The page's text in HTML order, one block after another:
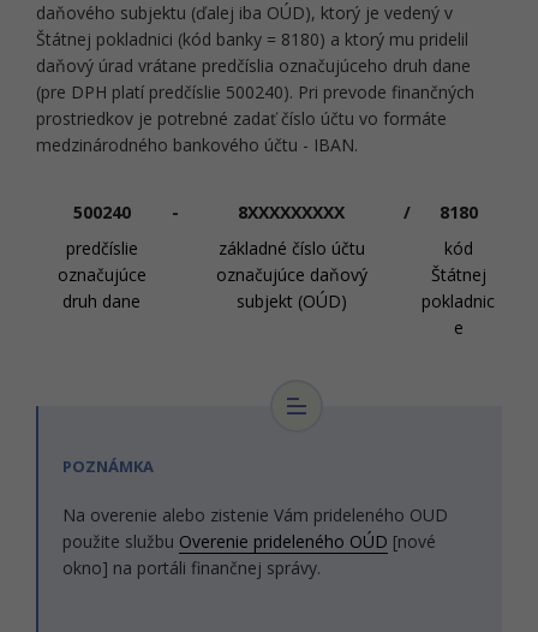
daňového subjektu (ďalej iba OÚD), ktorý je vedený v
Štátnej pokladnici (kód banky = 8180) a ktorý mu pridelil
daňový úrad vrátane predčíslia označujúceho druh dane
(pre DPH platí predčíslie 500240). Pri prevode finančných
prostriedkov je potrebné zadať číslo účtu vo formáte
medzinárodného bankového účtu - IBAN.
500240 - 8XXXXXXXXX /
8180
predčíslie
označujúce
druh dane
základné číslo účtu
označujúce daňový
subjekt (OÚD)
kód
Štátnej
pokladnic
e
POZNÁMKA
Na overenie alebo zistenie Vám prideleného OUD
použite službu Overenie prideleného OÚD [nové
okno] na portáli finančnej správy.